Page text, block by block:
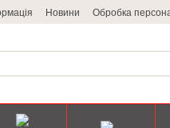
Новини Обробка